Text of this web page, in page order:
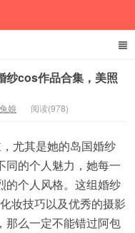
cos作品合集，美照
娘 阅读(978)
尤其是她的岛国婚纱
同的个人魅力，她每一
的个人风格。这组婚纱
妆技巧以及优秀的摄影
那么一定不能错过阿包